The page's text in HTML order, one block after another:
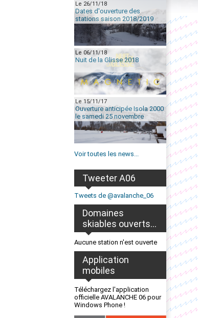
Le 26/11/18
Dates d'ouverture des
stations saison 2018/2019
Le 06/11/18
Nuit de la Glisse 2018
Le 15/11/17
Ouverture anticipée Isola 2000
le samedi 25 novembre
Voir toutes les news...
Tweeter A06
Tweets de @avalanche_06
Domaines
skiables ouverts...
Aucune station n'est ouverte
Application
mobiles
Téléchargez l'application
officielle AVALANCHE 06 pour
Windows Phone !